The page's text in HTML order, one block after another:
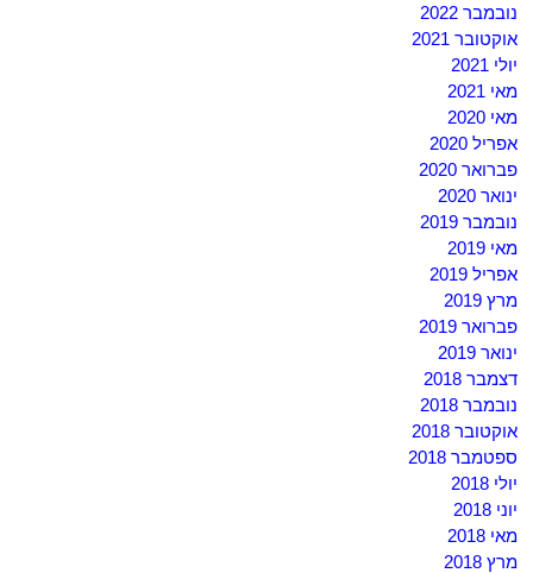
נובמבר 2022
אוקטובר 2021
יולי 2021
מאי 2021
מאי 2020
אפריל 2020
פברואר 2020
ינואר 2020
נובמבר 2019
מאי 2019
אפריל 2019
מרץ 2019
פברואר 2019
ינואר 2019
דצמבר 2018
נובמבר 2018
אוקטובר 2018
ספטמבר 2018
יולי 2018
יוני 2018
מאי 2018
מרץ 2018